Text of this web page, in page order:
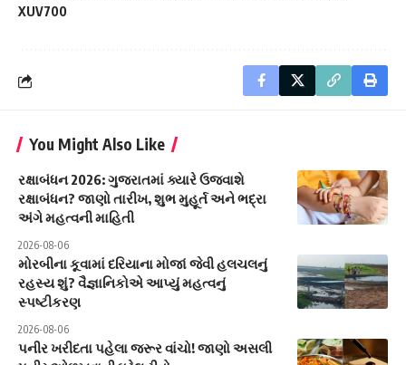
XUV700
You Might Also Like
રક્ષાબંધન 2026: ગુજરાતમાં ક્યારે ઉજવાશે
રક્ષાબંધન? જાણો તારીખ, શુભ મુહૂર્ત અને ભદ્રા
અંગે મહત્વની માહિતી
2026-08-06
મોરબીના કૂવામાં દરિયાના મોજાં જેવી હલચલનું
રહસ્ય શું? વૈજ્ઞાનિકોએ આપ્યું મહત્વનું
સ્પષ્ટીકરણ
2026-08-06
પનીર ખરીદતા પહેલા જરૂર વાંચો! જાણો અસલી